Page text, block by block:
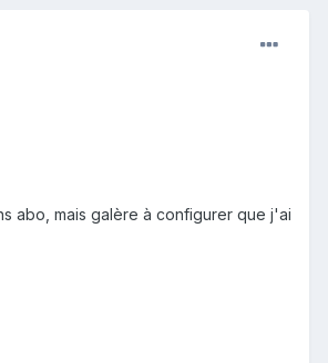
abo, mais galère à configurer que j'ai